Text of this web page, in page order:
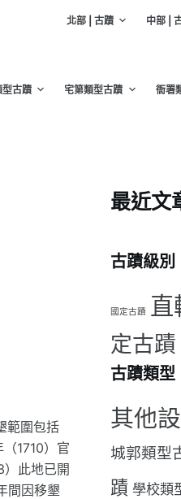
北部 | 古蹟 中部 |
古蹟 宅第類型古蹟 衙署
範圍包括
1710）官
）此地已開
間因移墾
最近文
古蹟級別
國定古蹟 直
定古蹟
古蹟類型
其他
城郭類型
蹟 學校類